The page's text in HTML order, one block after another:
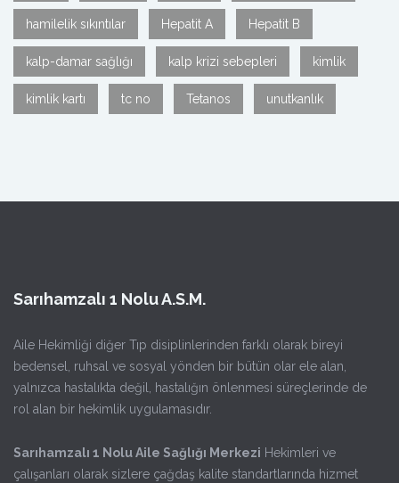
hamilelik sıkıntılar Hepatit A Hepatit B
kalp-damar sağlığı kalp krizi sebepleri kimlik
kimlik kartı tc no Tetanos unutkanlık
Sarıhamzalı 1 Nolu A.S.M.
Aile Hekimliği diğer Tıp disiplinlerinden farklı olarak bireyi
bedensel, ruhsal ve sosyal yönden bir bütün olar ele alan,
yalnızca hastalıkta değil, hastalığın önlenmesi süreçlerinde de
rol alan bir hekimlik uygulamasıdır.
Sarıhamzalı 1 Nolu Aile Sağlığı Merkezi Hekimleri ve
çalışanları olarak sizlere çağdaş kalite standartlarında hizmet